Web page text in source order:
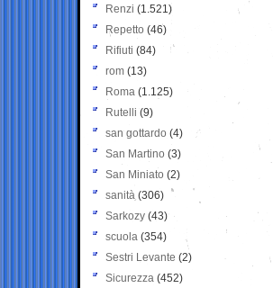
Renzi (1.521)
Repetto (46)
Rifiuti (84)
rom (13)
Roma (1.125)
Rutelli (9)
san gottardo (4)
San Martino (3)
San Miniato (2)
sanità (306)
Sarkozy (43)
scuola (354)
Sestri Levante (2)
Sicurezza (452)